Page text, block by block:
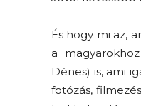
És hogy mi az,
a
Dénes) is, ami
fotózás,